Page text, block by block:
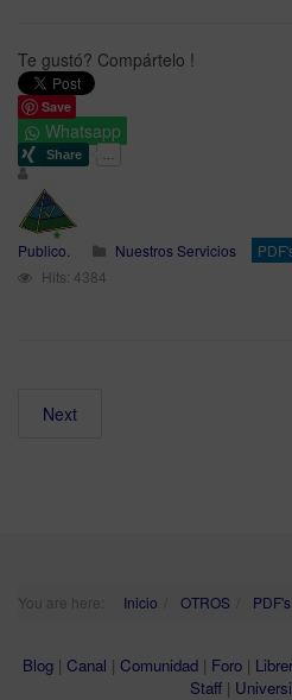
Te gustó? Compártelo !
Save
Whatsapp
Publico. Nuestros Servicios
Hits: 4384
Next
You are here: Inicio OTROS PDF's
Blog | Canal | Comunidad | Foro |
Staff |